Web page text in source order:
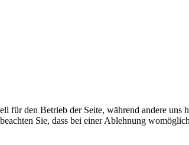
für den Betrieb der Seite, während andere
Sie, dass bei einer Ablehnung